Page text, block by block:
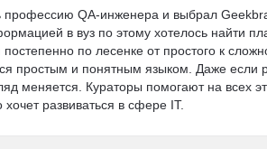
профессию QA-инженера и выбрал
в вуз по этому хотелось найти
по лесенке от простого к
простым и понятным языком. Даже если
меняется. Кураторы помогают на всех
развиваться в сфере IT.